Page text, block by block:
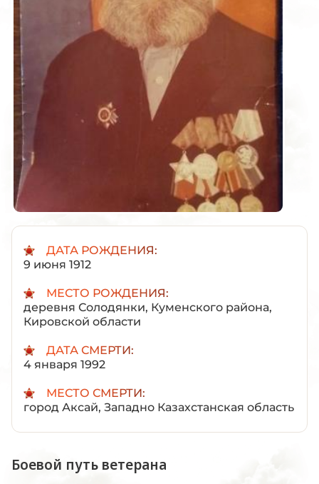
ДАТА РОЖДЕНИЯ:
9 июня 1912
МЕСТО РОЖДЕНИЯ:
деревня Солодянки, Куменского района,
Кировской области
ДАТА СМЕРТИ:
4 января 1992
МЕСТО СМЕРТИ:
город Аксай, Западно Казахстанская область
Боевой путь ветерана